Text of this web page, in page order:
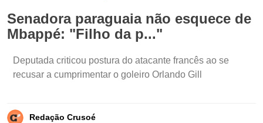
Senadora paraguaia não esquece de
Mbappé: "Filho da p..."
Deputada criticou postura do atacante francês ao se
recusar a cumprimentar o goleiro Orlando Gill
Redação Crusoé